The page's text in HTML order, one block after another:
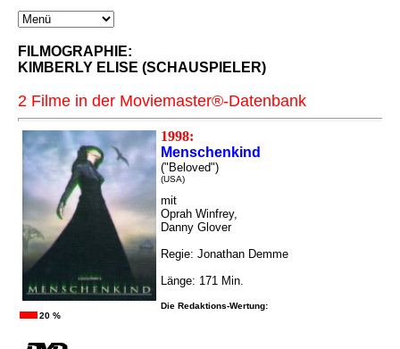
FILMOGRAPHIE:
KIMBERLY ELISE (SCHAUSPIELER)
2 Filme in der Moviemaster®-Datenbank
1998:
Menschenkind
("Beloved")
(USA)
mit
Oprah Winfrey,
Danny Glover
Regie: Jonathan Demme
Länge: 171 Min.
Die Redaktions-Wertung:
20 %